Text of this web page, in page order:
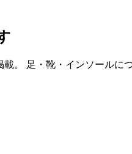
。 足・靴・インソールに